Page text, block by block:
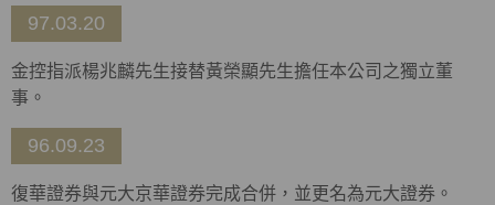
97.03.20
金控指派楊兆麟先生接替黃榮顯先生擔任本公司之獨立董
事。
96.09.23
復華證券與元大京華證券完成合併，並更名為元大證券。